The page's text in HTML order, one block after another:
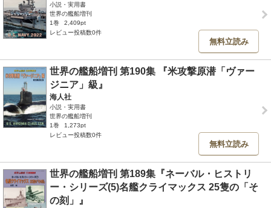
小説・実用書
世界の艦船増刊
1巻
2,409pt
レビュー投稿数0件
無料立読み
世界の艦船増刊 第190集 『米攻撃原潜「ヴァー
ジニア」級』
海人社
小説・実用書
世界の艦船増刊
1巻
1,273pt
レビュー投稿数0件
無料立読み
世界の艦船増刊 第189集『ネーバル・ヒストリ
ー・シリーズ(5)名艦クライマックス 25隻の「そ
の刻」』